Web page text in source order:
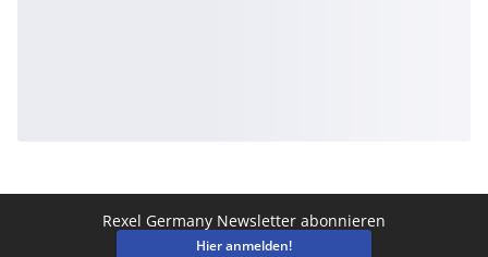
Rexel Germany Newsletter abonnieren
Hier anmelden!